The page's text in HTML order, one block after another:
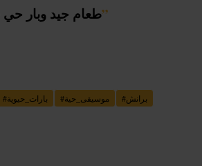
طعام جيد وبار”
#بارات_حيوية #موسيقى_حية #برانش